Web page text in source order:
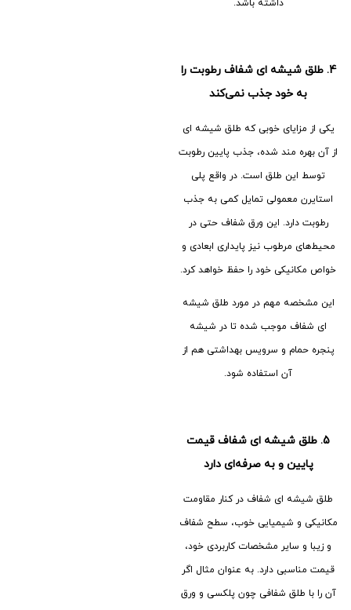
داشته باشد.
4. طلق شیشه ای شفاف رطوبت را
به خود جذب نمی‌کند
یکی از مزایای خوبی که طلق شیشه ای
از آن بهره مند شده، جذب پایین رطوبت
توسط این طلق است. در واقع پلی
استایرن معمولی تمایل کمی به جذب
رطوبت دارد. این ورق شفاف حتی در
محیط‌های مرطوب نیز پایداری ابعادی و
خواص مکانیکی خود را حفظ خواهد کرد.
این مشخصه مهم در مورد طلق شیشه
ای شفاف موجب شده تا در شیشه
پنجره حمام و سرویس بهداشتی هم از
آن استفاده شود.
5. طلق شیشه ای شفاف قیمت
پایین و به صرفه‌ای دارد
طلق شیشه ای شفاف در کنار مقاومت
مکانیکی و شیمیایی خوب، سطح شفاف
و زیبا و سایر مشخصات کاربردی خود،
قیمت مناسبی دارد. به عنوان مثال اگر
آن را با طلق شفافی چون پلکسی و ورق